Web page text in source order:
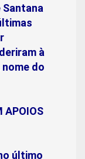
Santana
à
do
APOIOS
último